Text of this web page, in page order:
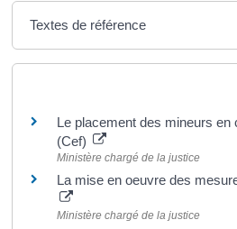
Textes de référence
Le placement des mineurs en
(Cef)
Ministère chargé de la justice
La mise en oeuvre des
Ministère chargé de la justice